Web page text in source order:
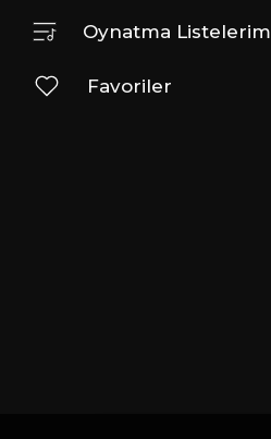
Oynatma Listelerim
Favoriler